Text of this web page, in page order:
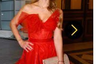
Další